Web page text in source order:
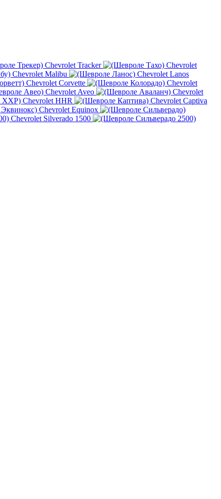
Chevrolet Tracker
Chevrolet
Chevrolet Malibu
Chevrolet Lanos
Chevrolet Corvette
Chevrolet
Chevrolet Aveo
Chevrolet
Chevrolet HHR
Chevrolet Captiva
Chevrolet Equinox
Chevrolet Silverado 1500